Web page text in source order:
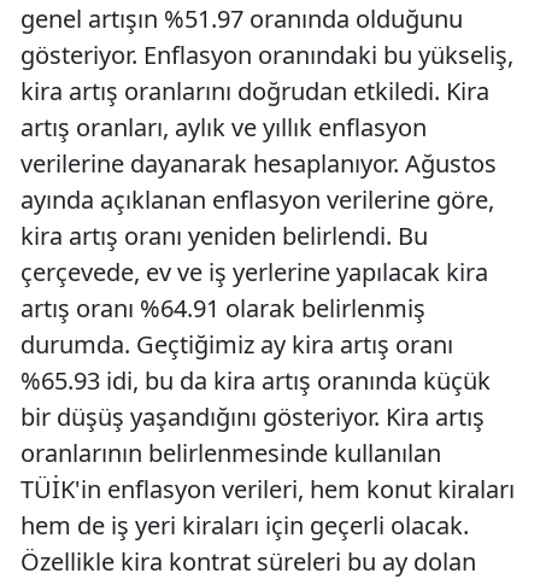
genel artışın %51.97 oranında olduğunu
gösteriyor. Enflasyon oranındaki bu yükseliş,
kira artış oranlarını doğrudan etkiledi. Kira
artış oranları, aylık ve yıllık enflasyon
verilerine dayanarak hesaplanıyor. Ağustos
ayında açıklanan enflasyon verilerine göre,
kira artış oranı yeniden belirlendi. Bu
çerçevede, ev ve iş yerlerine yapılacak kira
artış oranı %64.91 olarak belirlenmiş
durumda. Geçtiğimiz ay kira artış oranı
%65.93 idi, bu da kira artış oranında küçük
bir düşüş yaşandığını gösteriyor. Kira artış
oranlarının belirlenmesinde kullanılan
TÜİK'in enflasyon verileri, hem konut kiraları
hem de iş yeri kiraları için geçerli olacak.
Özellikle kira kontrat süreleri bu ay dolan